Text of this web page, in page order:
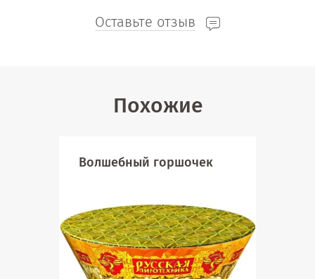
Оставьте отзыв
Похожие
Волшебный горшочек